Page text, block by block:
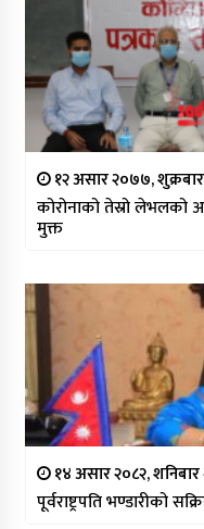
१२ असार २०७७,
कोरोनाको तेस्रो लेभलको
मुक्त
१४ असार २०८२, शनिबार
पूर्वराष्ट्रपति भण्डारीको